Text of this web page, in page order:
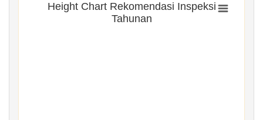
Height Chart Rekomendasi Inspeksi
Tahunan